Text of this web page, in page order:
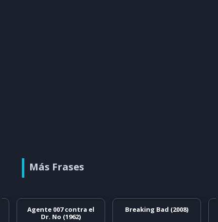
Más Frases
Agente 007 contra el
Dr. No (1962)
Breaking Bad (2008)